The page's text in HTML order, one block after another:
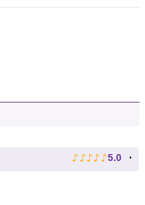
♪ ♪ ♪ ♪ ♪ 5.0